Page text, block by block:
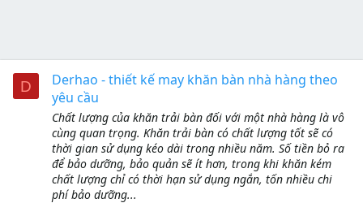
D
Derhao - thiết kế may khăn bàn nhà hàng theo
yêu cầu
Chất lượng của khăn trải bàn đối với một nhà hàng là vô
cùng quan trọng. Khăn trải bàn có chất lượng tốt sẽ có
thời gian sử dụng kéo dài trong nhiều năm. Số tiền bỏ ra
để bảo dưỡng, bảo quản sẽ ít hơn, trong khi khăn kém
chất lượng chỉ có thời hạn sử dụng ngắn, tốn nhiều chi
phí bảo dưỡng...